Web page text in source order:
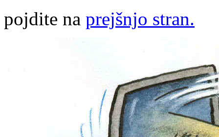
pojdite na prejšnjo stran.